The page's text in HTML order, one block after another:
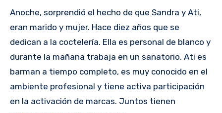
Anoche, sorprendió el hecho de que Sandra y Ati,
eran marido y mujer. Hace diez años que se
dedican a la coctelería. Ella es personal de blanco y
durante la mañana trabaja en un sanatorio. Ati es
barman a tiempo completo, es muy conocido en el
ambiente profesional y tiene activa participación
en la activación de marcas. Juntos tienen